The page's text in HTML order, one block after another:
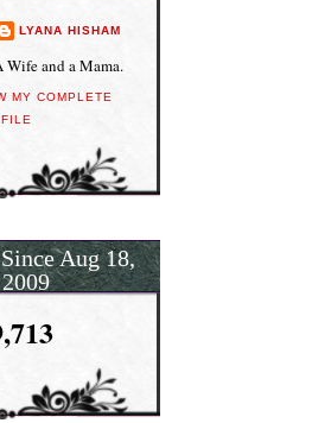
LYANA HISHAM
Wife and a Mama.
MY COMPLETE
Aug 18,
2009